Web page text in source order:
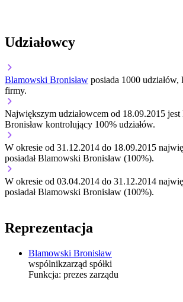
Udziałowcy
Blamowski Bronisław posiada 1000
firmy.
Największym udziałowcem od 18.09.2015
Bronisław kontrolujący 100% udziałów.
W okresie od 31.12.2014 do 18.09.2015
posiadał Blamowski Bronisław (100%).
W okresie od 03.04.2014 do 31.12.2014
posiadał Blamowski Bronisław (100%).
Reprezentacja
Blamowski Bronisław
wspólnikzarząd spółki
Funkcja: prezes zarządu